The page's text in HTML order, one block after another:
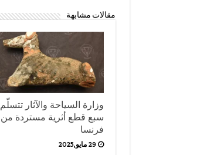
مقالات مشابهة
وزارة السياحة والآثار تتسلّم
سبع قطع أثرية مستردة من
فرنسا
29 مايو,2025